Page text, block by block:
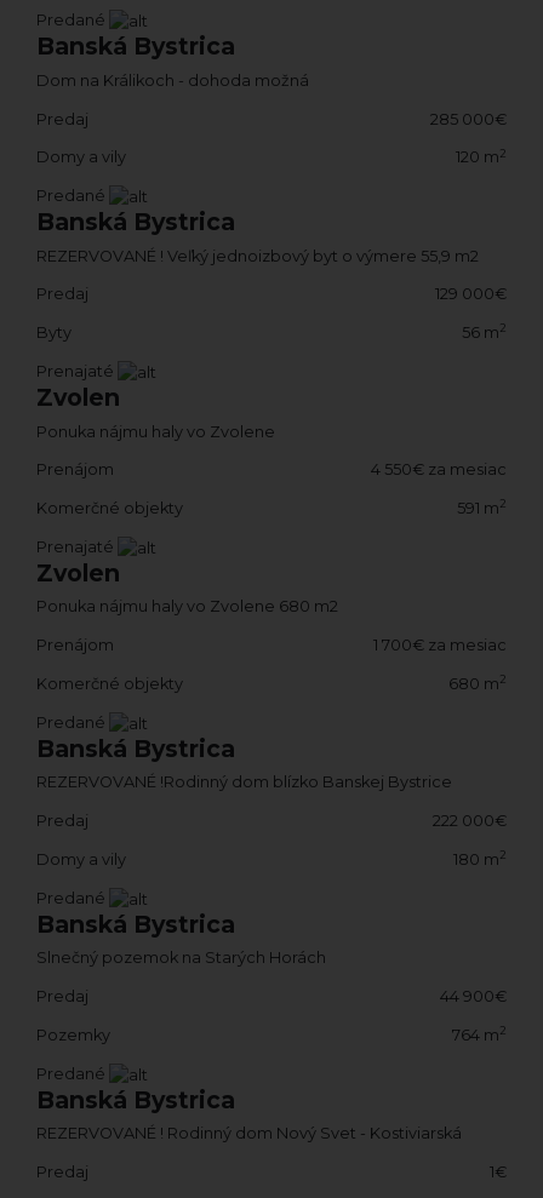
Predané
Banská Bystrica
Dom na Králikoch - dohoda možná
Predaj 285 000€
Domy a vily 120 m2
Predané
Banská Bystrica
REZERVOVANÉ ! Veľký jednoizbový byt o výmere 55,9 m2
Predaj 129 000€
Byty 56 m2
Prenajaté
Zvolen
Ponuka nájmu haly vo Zvolene
Prenájom 4 550€ za mesiac
Komerčné objekty 591 m2
Prenajaté
Zvolen
Ponuka nájmu haly vo Zvolene 680 m2
Prenájom 1 700€ za mesiac
Komerčné objekty 680 m2
Predané
Banská Bystrica
REZERVOVANÉ !Rodinný dom blízko Banskej Bystrice
Predaj 222 000€
Domy a vily 180 m2
Predané
Banská Bystrica
Slnečný pozemok na Starých Horách
Predaj 44 900€
Pozemky 764 m2
Predané
Banská Bystrica
REZERVOVANÉ ! Rodinný dom Nový Svet - Kostiviarská
Predaj 1€